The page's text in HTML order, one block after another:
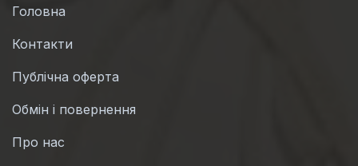
Головна
Контакти
Публічна оферта
Обмін і повернення
Про нас